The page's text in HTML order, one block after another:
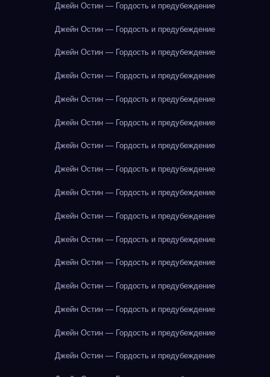
Джейн Остин — Гордость и предубеждение
Джейн Остин — Гордость и предубеждение
Джейн Остин — Гордость и предубеждение
Джейн Остин — Гордость и предубеждение
Джейн Остин — Гордость и предубеждение
Джейн Остин — Гордость и предубеждение
Джейн Остин — Гордость и предубеждение
Джейн Остин — Гордость и предубеждение
Джейн Остин — Гордость и предубеждение
Джейн Остин — Гордость и предубеждение
Джейн Остин — Гордость и предубеждение
Джейн Остин — Гордость и предубеждение
Джейн Остин — Гордость и предубеждение
Джейн Остин — Гордость и предубеждение
Джейн Остин — Гордость и предубеждение
Джейн Остин — Гордость и предубеждение